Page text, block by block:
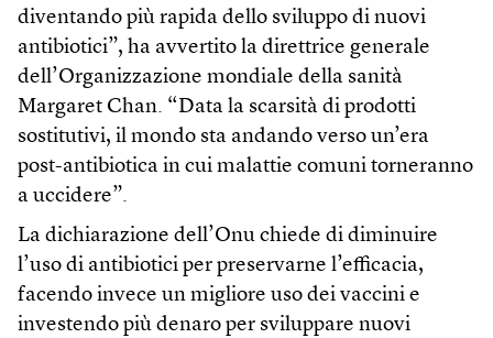
diventando più rapida dello sviluppo di nuovi
antibiotici”, ha avvertito la direttrice generale
dell’Organizzazione mondiale della sanità
Margaret Chan. “Data la scarsità di prodotti
sostitutivi, il mondo sta andando verso un’era
post-antibiotica in cui malattie comuni torneranno
a uccidere”.
La dichiarazione dell’Onu chiede di diminuire
l’uso di antibiotici per preservarne l’efficacia,
facendo invece un migliore uso dei vaccini e
investendo più denaro per sviluppare nuovi